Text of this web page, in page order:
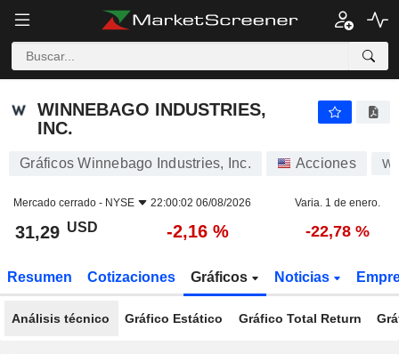
WINNEBAGO INDUSTRIES,
INC.
Gráficos Winnebago Industries, Inc. Acciones
Mercado cerrado - NYSE 22:00:02 06/08/2026 Varia. 1 de enero.
31,29 USD -2,16 % -22,78 %
Resumen Cotizaciones Gráficos Noticias
Análisis técnico Gráfico Estático Gráfico Total Return